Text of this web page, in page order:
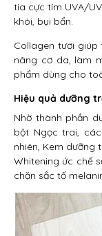
tia cực tím UVA/
khói, bụi bẩn.
Collagen tươi
nâng cơ da, làm
phẩm dùng cho
Hiệu quả dưỡng
Nhờ thành phần
bột Ngọc trai,
nhiên, Kem dưỡng
Whitening ức chế
chặn sắc tố